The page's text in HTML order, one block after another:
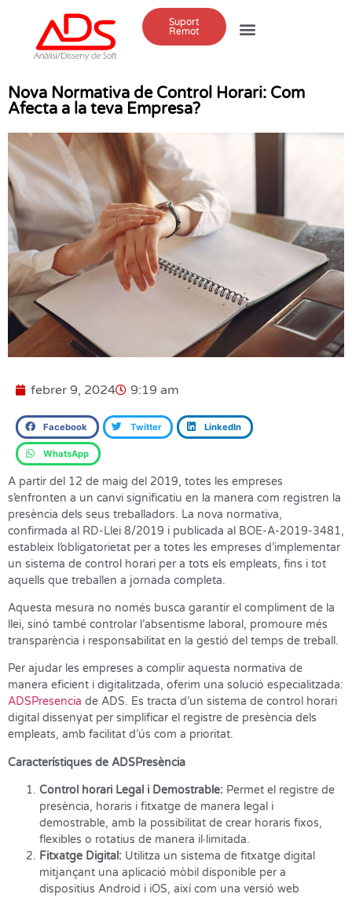
Suport
Remot
Nova Normativa de Control Horari: Com
Afecta a la teva Empresa?
febrer 9, 2024 9:19 am
Facebook Twitter LinkedIn
WhatsApp
A partir del 12 de maig del 2019, totes les empreses
s’enfronten a un canvi significatiu en la manera com registren la
presència dels seus treballadors. La nova normativa,
confirmada al RD-Llei 8/2019 i publicada al BOE-A-2019-3481,
estableix l’obligatorietat per a totes les empreses d’implementar
un sistema de control horari per a tots els empleats, fins i tot
aquells que treballen a jornada completa.
Aquesta mesura no només busca garantir el compliment de la
llei, sinó també controlar l’absentisme laboral, promoure més
transparència i responsabilitat en la gestió del temps de treball.
Per ajudar les empreses a complir aquesta normativa de
manera eficient i digitalitzada, oferim una solució especialitzada:
ADSPresencia de ADS. Es tracta d’un sistema de control horari
digital dissenyat per simplificar el registre de presència dels
empleats, amb facilitat d’ús com a prioritat.
Característiques de ADSPresència
Control horari Legal i Demostrable: Permet el registre de
presència, horaris i fitxatge de manera legal i
demostrable, amb la possibilitat de crear horaris fixos,
flexibles o rotatius de manera il·limitada.
Fitxatge Digital: Utilitza un sistema de fitxatge digital
mitjançant una aplicació mòbil disponible per a
dispositius Android i iOS, així com una versió web